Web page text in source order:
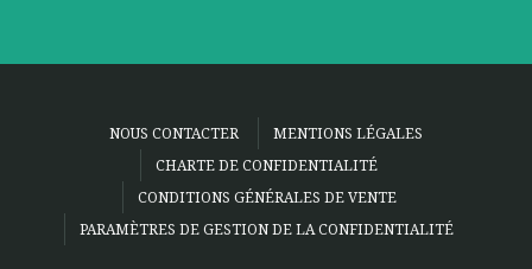
NOUS CONTACTER
MENTIONS LÉGALES
CHARTE DE CONFIDENTIALITÉ
CONDITIONS GÉNÉRALES DE VENTE
PARAMÈTRES DE GESTION DE LA CONFIDENTIALITÉ